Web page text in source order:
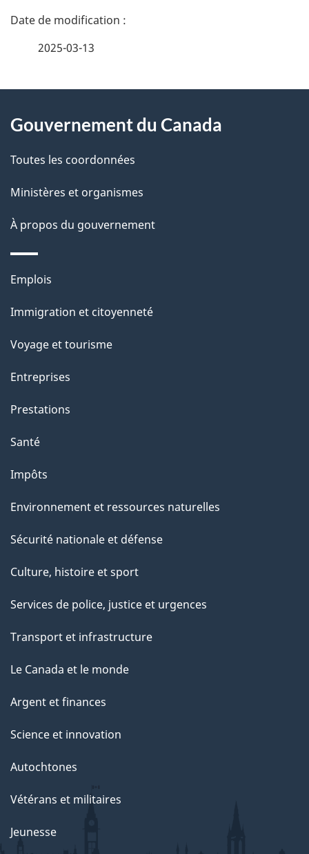
D
i
l
s
d
e
l
a
p
a
g
e
2025-03-13
propos
de
ce
site
Gouvernement du Canada
Toutes les coordonnées
Ministères et organismes
À propos du gouvernement
Thèmes
sujets
Emplois
Immigration et citoyenneté
Voyage et tourisme
Entreprises
Prestations
Santé
Impôts
Environnement et ressources naturelles
Sécurité nationale et défense
Culture, histoire et sport
Services de police, justice et urgences
Transport et infrastructure
Le Canada et le monde
Argent et finances
Science et innovation
Autochtones
Vétérans et militaires
Jeunesse